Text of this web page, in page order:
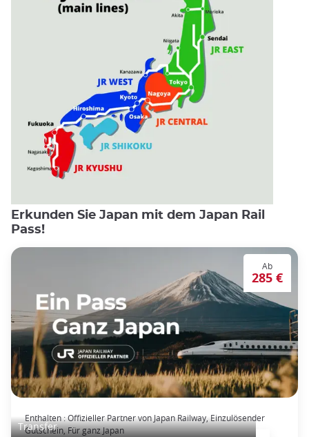
Erkunden Sie Japan mit dem Japan Rail
Pass!
Transfer
Ab
285 €
Enthalten : Offizieller Partner von Japan Railway, Einzulösender
Gutschein, Für ganz Japan